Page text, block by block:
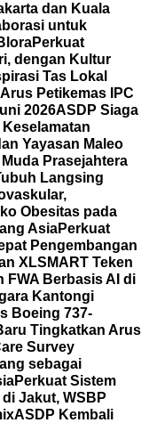
dan Kuala
untuk
Perkuat
dengan Kultur
Tas Lokal
Arus Petikemas IPC
2026ASDP Siaga
Yayasan Maleo
Prasejahtera
Langsing
Obesitas pada
AsiaPerkuat
Pengembangan
XLSMART Teken
FWA Berbasis AI di
Kantongi
Boeing 737-
Tingkatkan Arus
Survey
sebagai
Perkuat Sistem
Jakut, WSBP
ASDP Kembali